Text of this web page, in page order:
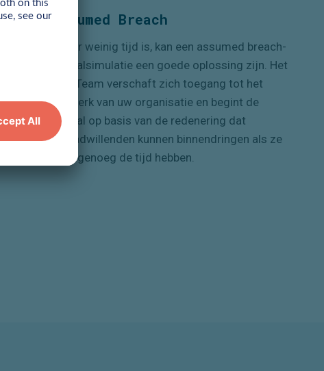
Assumed Breach
Als er weinig tijd is, kan een assumed breach-
aanvalsimulatie een goede oplossing zijn. Het
Team verschaft zich toegang tot het
netwerk van uw organisatie en begint de
aanval op basis van de redenering dat
kwaadwillenden kunnen binnendringen als ze
lang genoeg de tijd hebben